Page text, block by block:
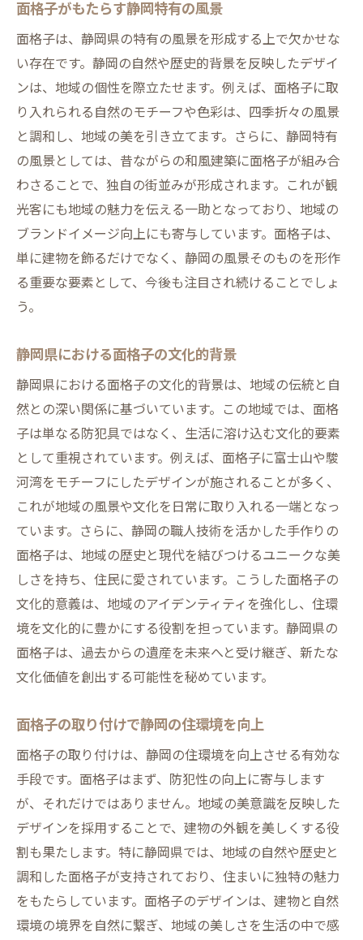
面格子を通じた文化継承の取り組み
面格子で静岡県の住まいをアップグレード
面格子の設置で住宅の魅力を引き出す
アフターケアで長持ちする面格子の選び方
面格子を活用したリノベーション事例
住まいの印象を変える面格子の効果
面格子による静岡の住まいの価値向上
面格子がもたらす静岡特有の風景
面格子は、静岡県の特有の風景を形成する上で欠かせな
い存在です。静岡の自然や歴史的背景を反映したデザイ
ンは、地域の個性を際立たせます。例えば、面格子に取
り入れられる自然のモチーフや色彩は、四季折々の風景
と調和し、地域の美を引き立てます。さらに、静岡特有
の風景としては、昔ながらの和風建築に面格子が組み合
わさることで、独自の街並みが形成されます。これが観
光客にも地域の魅力を伝える一助となっており、地域の
ブランドイメージ向上にも寄与しています。面格子は、
単に建物を飾るだけでなく、静岡の風景そのものを形作
る重要な要素として、今後も注目され続けることでしょ
う。
静岡県における面格子の文化的背景
静岡県における面格子の文化的背景は、地域の伝統と自
然との深い関係に基づいています。この地域では、面格
子は単なる防犯具ではなく、生活に溶け込む文化的要素
として重視されています。例えば、面格子に富士山や駿
河湾をモチーフにしたデザインが施されることが多く、
これが地域の風景や文化を日常に取り入れる一端となっ
ています。さらに、静岡の職人技術を活かした手作りの
面格子は、地域の歴史と現代を結びつけるユニークな美
しさを持ち、住民に愛されています。こうした面格子の
文化的意義は、地域のアイデンティティを強化し、住環
境を文化的に豊かにする役割を担っています。静岡県の
面格子は、過去からの遺産を未来へと受け継ぎ、新たな
文化価値を創出する可能性を秘めています。
面格子の取り付けで静岡の住環境を向上
面格子の取り付けは、静岡の住環境を向上させる有効な
手段です。面格子はまず、防犯性の向上に寄与します
が、それだけではありません。地域の美意識を反映した
デザインを採用することで、建物の外観を美しくする役
割も果たします。特に静岡県では、地域の自然や歴史と
調和した面格子が支持されており、住まいに独特の魅力
をもたらしています。面格子のデザインは、建物と自然
環境の境界を自然に繋ぎ、地域の美しさを生活の中で感